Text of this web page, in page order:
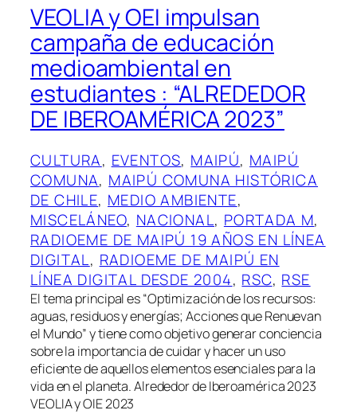
VEOLIA y OEI impulsan
campaña de educación
medioambiental en
estudiantes : “ALREDEDOR
DE IBEROAMÉRICA 2023”
CULTURA, EVENTOS, MAIPÚ, MAIPÚ
COMUNA, MAIPÚ COMUNA HISTÓRICA
DE CHILE, MEDIO AMBIENTE
MISCELÁNEO, NACIONAL, PORTADA M
RADIOEME DE MAIPÚ 19 AÑOS EN LÍNEA
DIGITAL, RADIOEME DE MAIPÚ EN
LÍNEA DIGITAL DESDE 2004, RSC, RSE
El tema principal es “Optimización de los recursos:
aguas, residuos y energías; Acciones que Renuevan
el Mundo” y tiene como objetivo generar conciencia
sobre la importancia de cuidar y hacer un uso
eficiente de aquellos elementos esenciales para la
vida en el planeta. Alrededor de Iberoamérica 2023
VEOLIA y OIE 2023